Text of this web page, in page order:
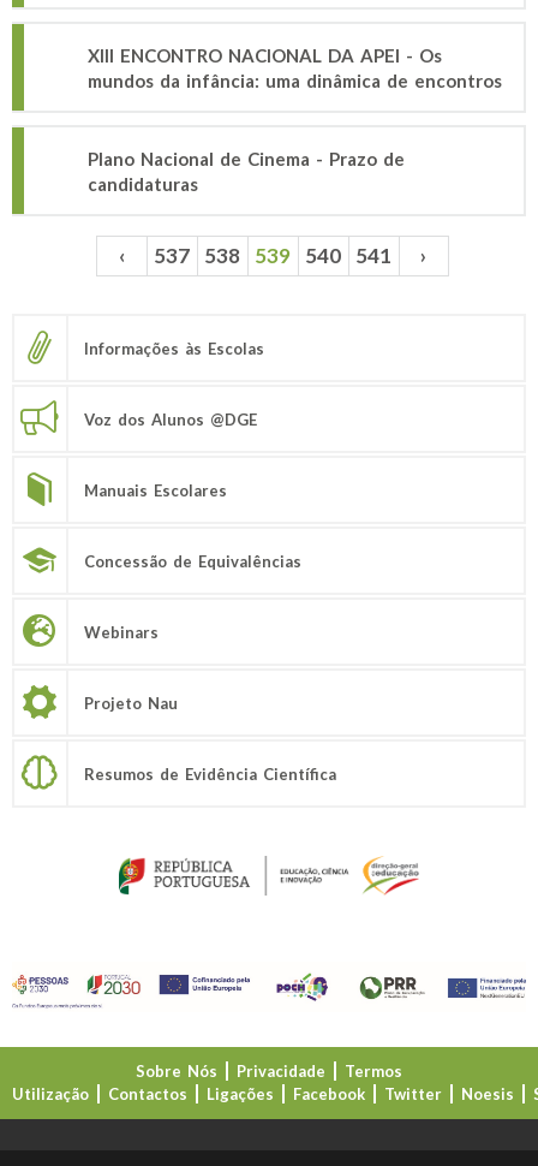
XIII ENCONTRO NACIONAL DA APEI - Os
mundos da infância: uma dinâmica de encontros
Plano Nacional de Cinema - Prazo de
candidaturas
Páginas ‹ 537 538 539 540 541 ›
Informações às Escolas
Voz dos Alunos @DGE
Manuais Escolares
Concessão de Equivalências
Webinars
Projeto Nau
Resumos de Evidência Científica
Sobre Nós Privacidade
Termos
Utilização
Contactos Ligações Facebook Twitter Noesis